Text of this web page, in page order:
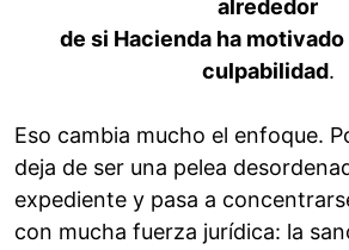
alrededor
de si Hacienda ha
culpabilidad.
Eso cambia mucho el enfoque.
deja de ser una pelea
expediente y pasa a
con mucha fuerza jurídica: la